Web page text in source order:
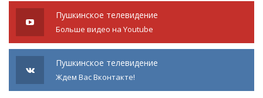
Пушкинское телевидение
Больше видео на Youtube
Пушкинское телевидение
Ждем Вас Вконтакте!